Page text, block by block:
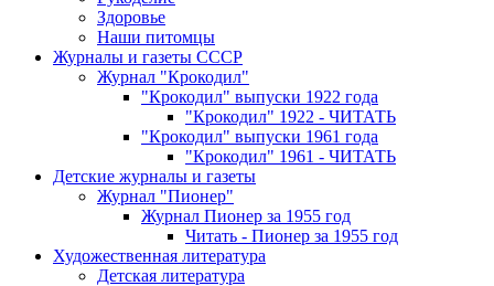
Здоровье
Наши питомцы
Журналы и газеты СССР
Журнал "Крокодил"
"Крокодил" выпуски 1922 года
"Крокодил" 1922 - ЧИТАТЬ
"Крокодил" выпуски 1961 года
"Крокодил" 1961 - ЧИТАТЬ
Детские журналы и газеты
Журнал "Пионер"
Журнал Пионер за 1955 год
Читать - Пионер за 1955 год
Художественная литература
Детская литература